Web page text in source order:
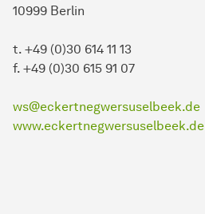
10999 Berlin
t. +49 (0)30 614 11 13
f. +49 (0)30 615 91 07
ws@eckertnegwersuselbeek.de
www.eckertnegwersuselbeek.de